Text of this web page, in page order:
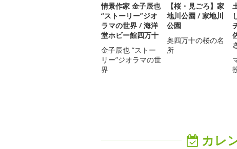
情景作家 金子辰也
“ストーリー”ジオ
ラマの世界 / 海洋
堂ホビー館四万十
金子辰也 ”ストー
リー”ジオラマの世
界
【桜・見ごろ】家
地川公園 / 家地川
公園
奥四万十の桜の名
所
カレ